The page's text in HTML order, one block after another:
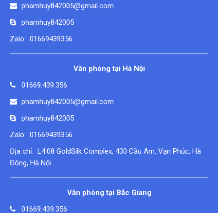
phamhuy842005@gmail.com
phamhuy842005
Zalo: 01669439356
Văn phòng tại Hà Nội
01669.439.356
phamhuy842005@gmail.com
phamhuy842005
Zalo: 01669439356
Địa chỉ: L4.08 GoldSilk Complex, 430 Cầu Am, Vạn Phúc, Hà
Đông, Hà Nội
Văn phòng tại Bắc Giang
01669.439.356